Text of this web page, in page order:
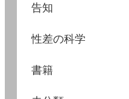
告知
性差の科学
書籍